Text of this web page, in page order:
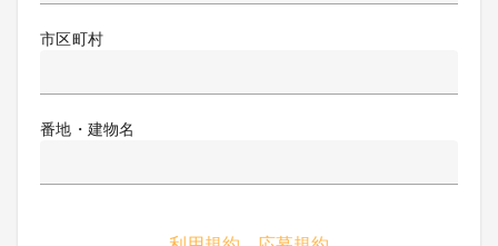
市区町村
番地・建物名